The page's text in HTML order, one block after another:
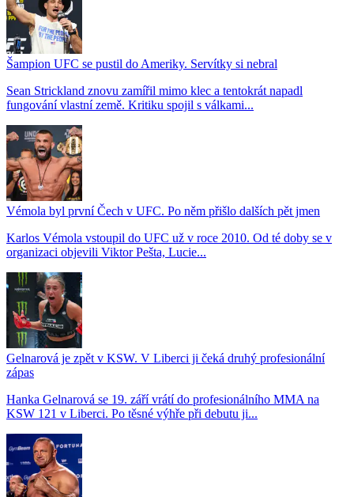
Šampion UFC se pustil do Ameriky. Servítky si nebral
Sean Strickland znovu zamířil mimo klec a tentokrát napadl
fungování vlastní země. Kritiku spojil s válkami...
Vémola byl první Čech v UFC. Po něm přišlo dalších pět jmen
Karlos Vémola vstoupil do UFC už v roce 2010. Od té doby se v
organizaci objevili Viktor Pešta, Lucie...
Gelnarová je zpět v KSW. V Liberci ji čeká druhý profesionální
zápas
Hanka Gelnarová se 19. září vrátí do profesionálního MMA na
KSW 121 v Liberci. Po těsné výhře při debutu ji...